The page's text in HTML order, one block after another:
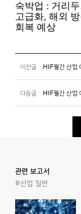
숙박업 : 거리
고급화, 해외
회복 예상
이전글 HIF월간 산업
다음글 HIF월간 산업
관련 보고서
#산업 일반